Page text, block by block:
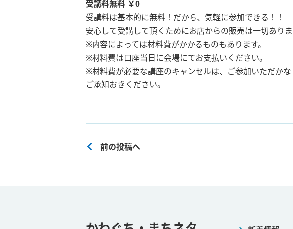
受講料無料 ￥0
受講料は基本的に無料！だから、気軽に参加できる！！
安心して受講して頂くためにお店からの販売は一切ありま
※内容によっては材料費がかかるものもあります。
※材料費は口座当日に会場にてお支払いください。
※材料費が必要な講座のキャンセルは、ご参加いただか
ご承知おきください。
前の投稿へ